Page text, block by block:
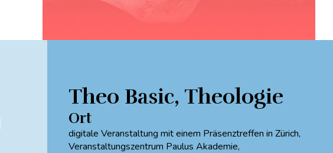
Theo Basic, Theologie
Ort
digitale Veranstaltung mit einem Präsenztreffen in Zürich,
Veranstaltungszentrum Paulus Akademie,